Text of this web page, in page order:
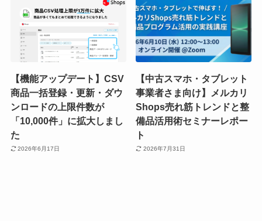
【機能アップデート】CSV
商品一括登録・更新・ダウ
ンロードの上限件数が
「10,000件」に拡大しまし
た
2026年6月17日
【中古スマホ・タブレット
事業者さま向け】メルカリ
Shops売れ筋トレンドと整
備品活用術セミナーレポー
ト
2026年7月31日